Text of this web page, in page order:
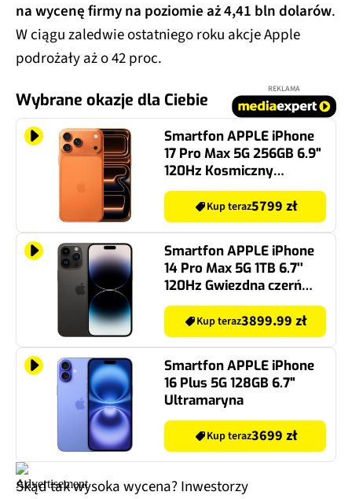
na wycenę firmy na poziomie aż 4,41 bln dolarów.
W ciągu zaledwie ostatniego roku akcje Apple
podrożały aż o 42 proc.
Wybrane okazje dla Ciebie
REKLAMA
Smartfon APPLE iPhone
17 Pro Max 5G 256GB 6.9"
120Hz Kosmiczny
pomarańcz
Kup teraz5799 zł
Smartfon APPLE iPhone
14 Pro Max 5G 1TB 6.7''
120Hz Gwiezdna czerń
(CPO)
Kup teraz3899.99 zł
Smartfon APPLE iPhone
16 Plus 5G 128GB 6.7"
Ultramaryna
Kup teraz3699 zł
Skąd tak wysoka wycena? Inwestorzy